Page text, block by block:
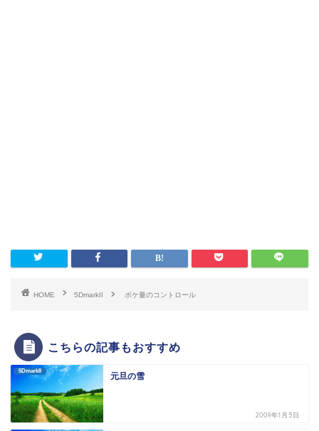
HOME 5DmarkII ボケ量のコントロール
こちらの記事もおすすめ
5DmarkII
元旦の雪
2009年1月5日